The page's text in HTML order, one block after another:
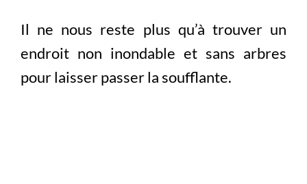
Il ne nous reste plus qu’à trouver un
endroit non inondable et sans arbres
pour laisser passer la soufflante.